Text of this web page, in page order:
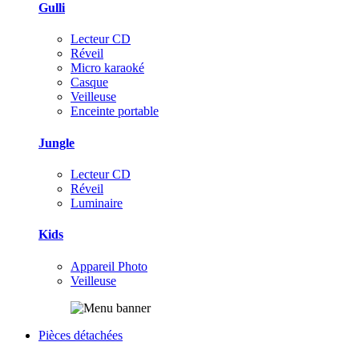
Gulli
Lecteur CD
Réveil
Micro karaoké
Casque
Veilleuse
Enceinte portable
Jungle
Lecteur CD
Réveil
Luminaire
Kids
Appareil Photo
Veilleuse
Pièces détachées